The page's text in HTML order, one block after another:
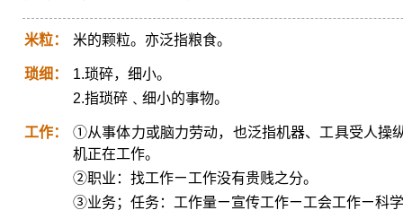
米粒： 米的颗粒。亦泛指粮食。
琐细：
1.琐碎，细小。
2.指琐碎﹑细小的事物。
工作：
①从事体力或脑力劳动，也泛指机器、工具受人操
机正在工作。
②职业：找工作ㄧ工作没有贵贱之分。
③业务；任务：工作量ㄧ宣传工作ㄧ工会工作ㄧ科学